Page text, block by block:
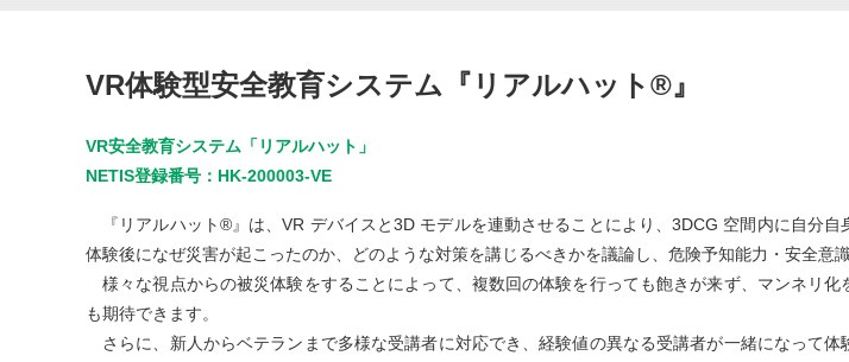
VR体験型安全教育システム『リアルハット®』
VR安全教育システム「リアルハット」
NETIS登録番号：HK-200003-VE
『リアルハット®』は、VR デバイスと3D モデルを連動させることにより、3DCG 空間内に自分
体験後になぜ災害が起こったのか、どのような対策を講じるべきかを議論し、危険予知能力・安全意
様々な視点からの被災体験をすることによって、複数回の体験を行っても飽きが来ず、マンネリ
も期待できます。
さらに、新人からベテランまで多様な受講者に対応でき、経験値の異なる受講者が一緒になって